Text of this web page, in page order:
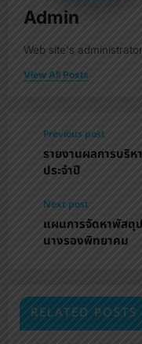
Admin
Web site's administrator
View All Posts
Previous post
รายงานผลการบริ
ประจำปี
Next post
แผนการจัดหาพัสดุ
นางรองพิทยาคม
RELATED POSTS